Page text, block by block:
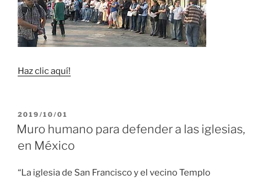
Haz clic aquí!
PUBLICADO
EL
2019/10/01
Muro humano para defender a las iglesias,
en México
“La iglesia de San Francisco y el vecino Templo